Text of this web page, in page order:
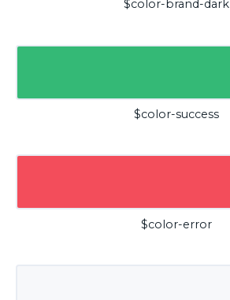
$color-brand-dark
$color-success
$color-error